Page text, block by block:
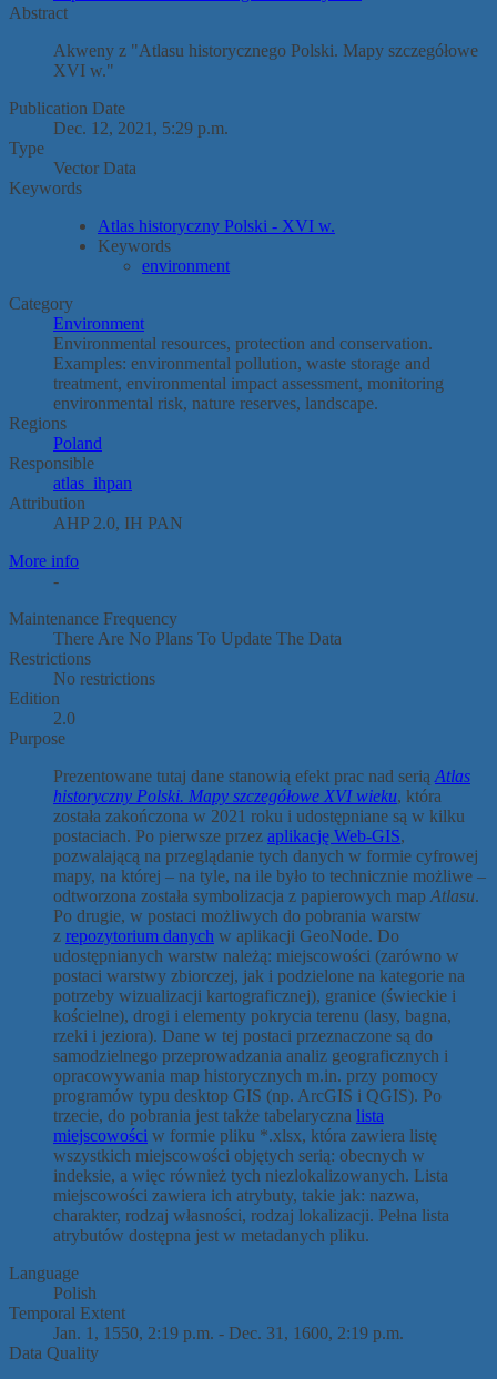
Abstract
Akweny z "Atlasu historycznego Polski. Mapy szczegółowe
XVI w."
Publication Date
Dec. 12, 2021, 5:29 p.m.
Type
Vector Data
Keywords
Atlas historyczny Polski - XVI w.
Keywords
environment
Category
Environment
Environmental resources, protection and conservation.
Examples: environmental pollution, waste storage and
treatment, environmental impact assessment, monitoring
environmental risk, nature reserves, landscape.
Regions
Poland
Responsible
atlas_ihpan
Attribution
AHP 2.0, IH PAN
More info
-
Maintenance Frequency
There Are No Plans To Update The Data
Restrictions
No restrictions
Edition
2.0
Purpose
Prezentowane tutaj dane stanowią efekt prac nad serią Atlas
historyczny Polski. Mapy szczegółowe XVI wieku, która
została zakończona w 2021 roku i udostępniane są w kilku
postaciach. Po pierwsze przez aplikację Web-GIS,
pozwalającą na przeglądanie tych danych w formie cyfrowej
mapy, na której – na tyle, na ile było to technicznie możliwe –
odtworzona została symbolizacja z papierowych map Atlasu.
Po drugie, w postaci możliwych do pobrania warstw
z repozytorium danych w aplikacji GeoNode. Do
udostępnianych warstw należą: miejscowości (zarówno w
postaci warstwy zbiorczej, jak i podzielone na kategorie na
potrzeby wizualizacji kartograficznej), granice (świeckie i
kościelne), drogi i elementy pokrycia terenu (lasy, bagna,
rzeki i jeziora). Dane w tej postaci przeznaczone są do
samodzielnego przeprowadzania analiz geograficznych i
opracowywania map historycznych m.in. przy pomocy
programów typu desktop GIS (np. ArcGIS i QGIS). Po
trzecie, do pobrania jest także tabelaryczna lista
miejscowości w formie pliku *.xlsx, która zawiera listę
wszystkich miejscowości objętych serią: obecnych w
indeksie, a więc również tych niezlokalizowanych. Lista
miejscowości zawiera ich atrybuty, takie jak: nazwa,
charakter, rodzaj własności, rodzaj lokalizacji. Pełna lista
atrybutów dostępna jest w metadanych pliku.
Language
Polish
Temporal Extent
Jan. 1, 1550, 2:19 p.m. - Dec. 31, 1600, 2:19 p.m.
Data Quality